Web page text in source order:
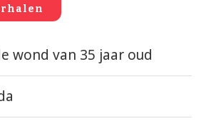
wond van 35 jaar oud